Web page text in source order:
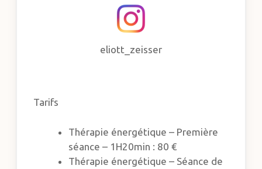
eliott_zeisser
Tarifs
Thérapie énergétique – Première
séance – 1H20min : 80 €
Thérapie énergétique – Séance de